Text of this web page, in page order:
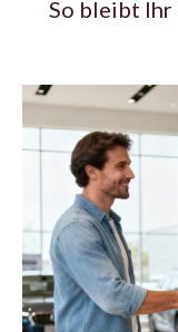
So bleibt Ihr